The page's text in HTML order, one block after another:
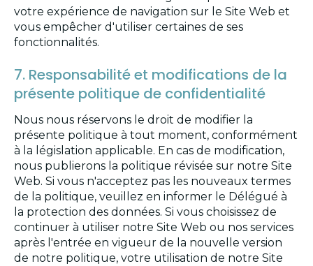
votre expérience de navigation sur le Site Web et
vous empêcher d'utiliser certaines de ses
fonctionnalités.
7. Responsabilité et modifications de la
présente politique de confidentialité
Nous nous réservons le droit de modifier la
présente politique à tout moment, conformément
à la législation applicable. En cas de modification,
nous publierons la politique révisée sur notre Site
Web. Si vous n'acceptez pas les nouveaux termes
de la politique, veuillez en informer le Délégué à
la protection des données. Si vous choisissez de
continuer à utiliser notre Site Web ou nos services
après l'entrée en vigueur de la nouvelle version
de notre politique, votre utilisation de notre Site